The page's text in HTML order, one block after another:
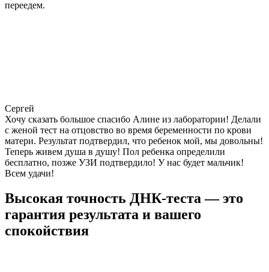
переедем.
Сергей
Хочу сказать большое спасибо Алине из лаборатории! Делали
с женой тест на отцовство во время беременности по крови
матери. Результат подтвердил, что ребенок мой, мы довольны!
Теперь живем душа в душу! Пол ребенка определили
бесплатно, позже УЗИ подтвердило! У нас будет мальчик!
Всем удачи!
Высокая точность ДНК-теста — это
гарантия результата и вашего
спокойствия